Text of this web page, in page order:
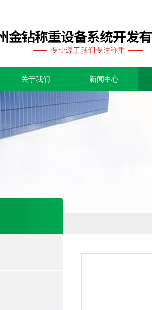
关于我们 新闻中心